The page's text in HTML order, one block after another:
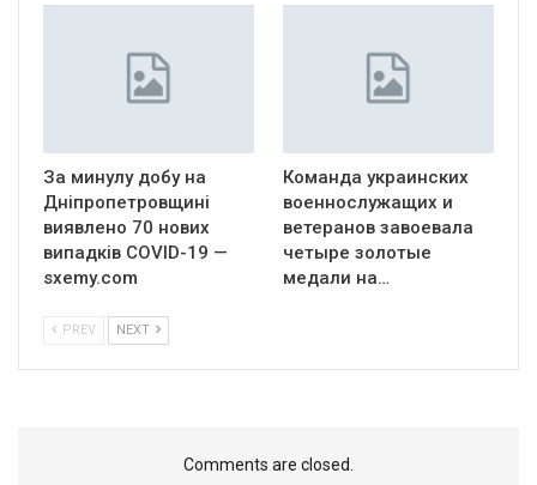
За минулу добу на
Дніпропетровщині
виявлено 70 нових
випадків COVID-19 —
sxemy.com
Команда украинских
военнослужащих и
ветеранов завоевала
четыре золотые
медали на…
PREV NEXT
Comments are closed.